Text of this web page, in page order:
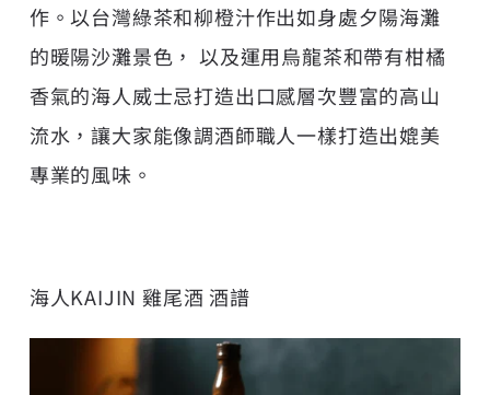
作。以台灣綠茶和柳橙汁作出如身處夕陽海灘
的暖陽沙灘景色， 以及運用烏龍茶和帶有柑橘
香氣的海人威士忌打造出口感層次豐富的高山
流水，讓大家能像調酒師職人一樣打造出媲美
專業的風味。
海人KAIJIN 雞尾酒 酒譜